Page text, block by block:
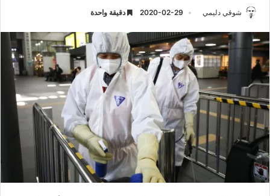
شوقي دليمي 2020-02-29 دقيقة واحدة